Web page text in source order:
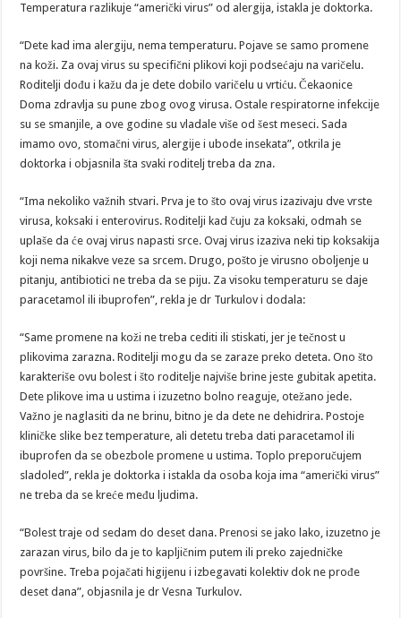
Temperatura razlikuje “američki virus” od alergija, istakla je doktorka.
“Dete kad ima alergiju, nema temperaturu. Pojave se samo promene
na koži. Za ovaj virus su specifični plikovi koji podsećaju na varičelu.
Roditelji dođu i kažu da je dete dobilo varičelu u vrtiću. Čekaonice
Doma zdravlja su pune zbog ovog virusa. Ostale respiratorne infekcije
su se smanjile, a ove godine su vladale više od šest meseci. Sada
imamo ovo, stomačni virus, alergije i ubode insekata”, otkrila je
doktorka i objasnila šta svaki roditelj treba da zna.
“Ima nekoliko važnih stvari. Prva je to što ovaj virus izazivaju dve vrste
virusa, koksaki i enterovirus. Roditelji kad čuju za koksaki, odmah se
uplaše da će ovaj virus napasti srce. Ovaj virus izaziva neki tip koksakija
koji nema nikakve veze sa srcem. Drugo, pošto je virusno oboljenje u
pitanju, antibiotici ne treba da se piju. Za visoku temperaturu se daje
paracetamol ili ibuprofen”, rekla je dr Turkulov i dodala:
“Same promene na koži ne treba cediti ili stiskati, jer je tečnost u
plikovima zarazna. Roditelji mogu da se zaraze preko deteta. Ono što
karakteriše ovu bolest i što roditelje najviše brine jeste gubitak apetita.
Dete plikove ima u ustima i izuzetno bolno reaguje, otežano jede.
Važno je naglasiti da ne brinu, bitno je da dete ne dehidrira. Postoje
kliničke slike bez temperature, ali detetu treba dati paracetamol ili
ibuprofen da se obezbole promene u ustima. Toplo preporučujem
sladoled”, rekla je doktorka i istakla da osoba koja ima “američki virus”
ne treba da se kreće među ljudima.
“Bolest traje od sedam do deset dana. Prenosi se jako lako, izuzetno je
zarazan virus, bilo da je to kapljičnim putem ili preko zajedničke
površine. Treba pojačati higijenu i izbegavati kolektiv dok ne prođe
deset dana”, objasnila je dr Vesna Turkulov.